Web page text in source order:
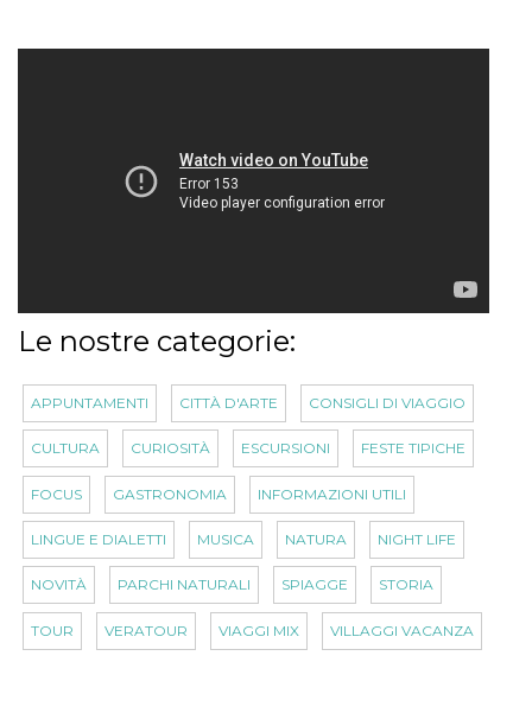
Le nostre categorie:
APPUNTAMENTI CITTÀ D'ARTE CONSIGLI DI VIAGGIO
CULTURA CURIOSITÀ ESCURSIONI FESTE TIPICHE
FOCUS GASTRONOMIA INFORMAZIONI UTILI
LINGUE E DIALETTI MUSICA NATURA NIGHT LIFE
NOVITÀ PARCHI NATURALI SPIAGGE STORIA
TOUR VERATOUR VIAGGI MIX VILLAGGI VACANZA